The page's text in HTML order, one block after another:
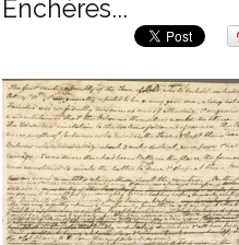
Enchères...